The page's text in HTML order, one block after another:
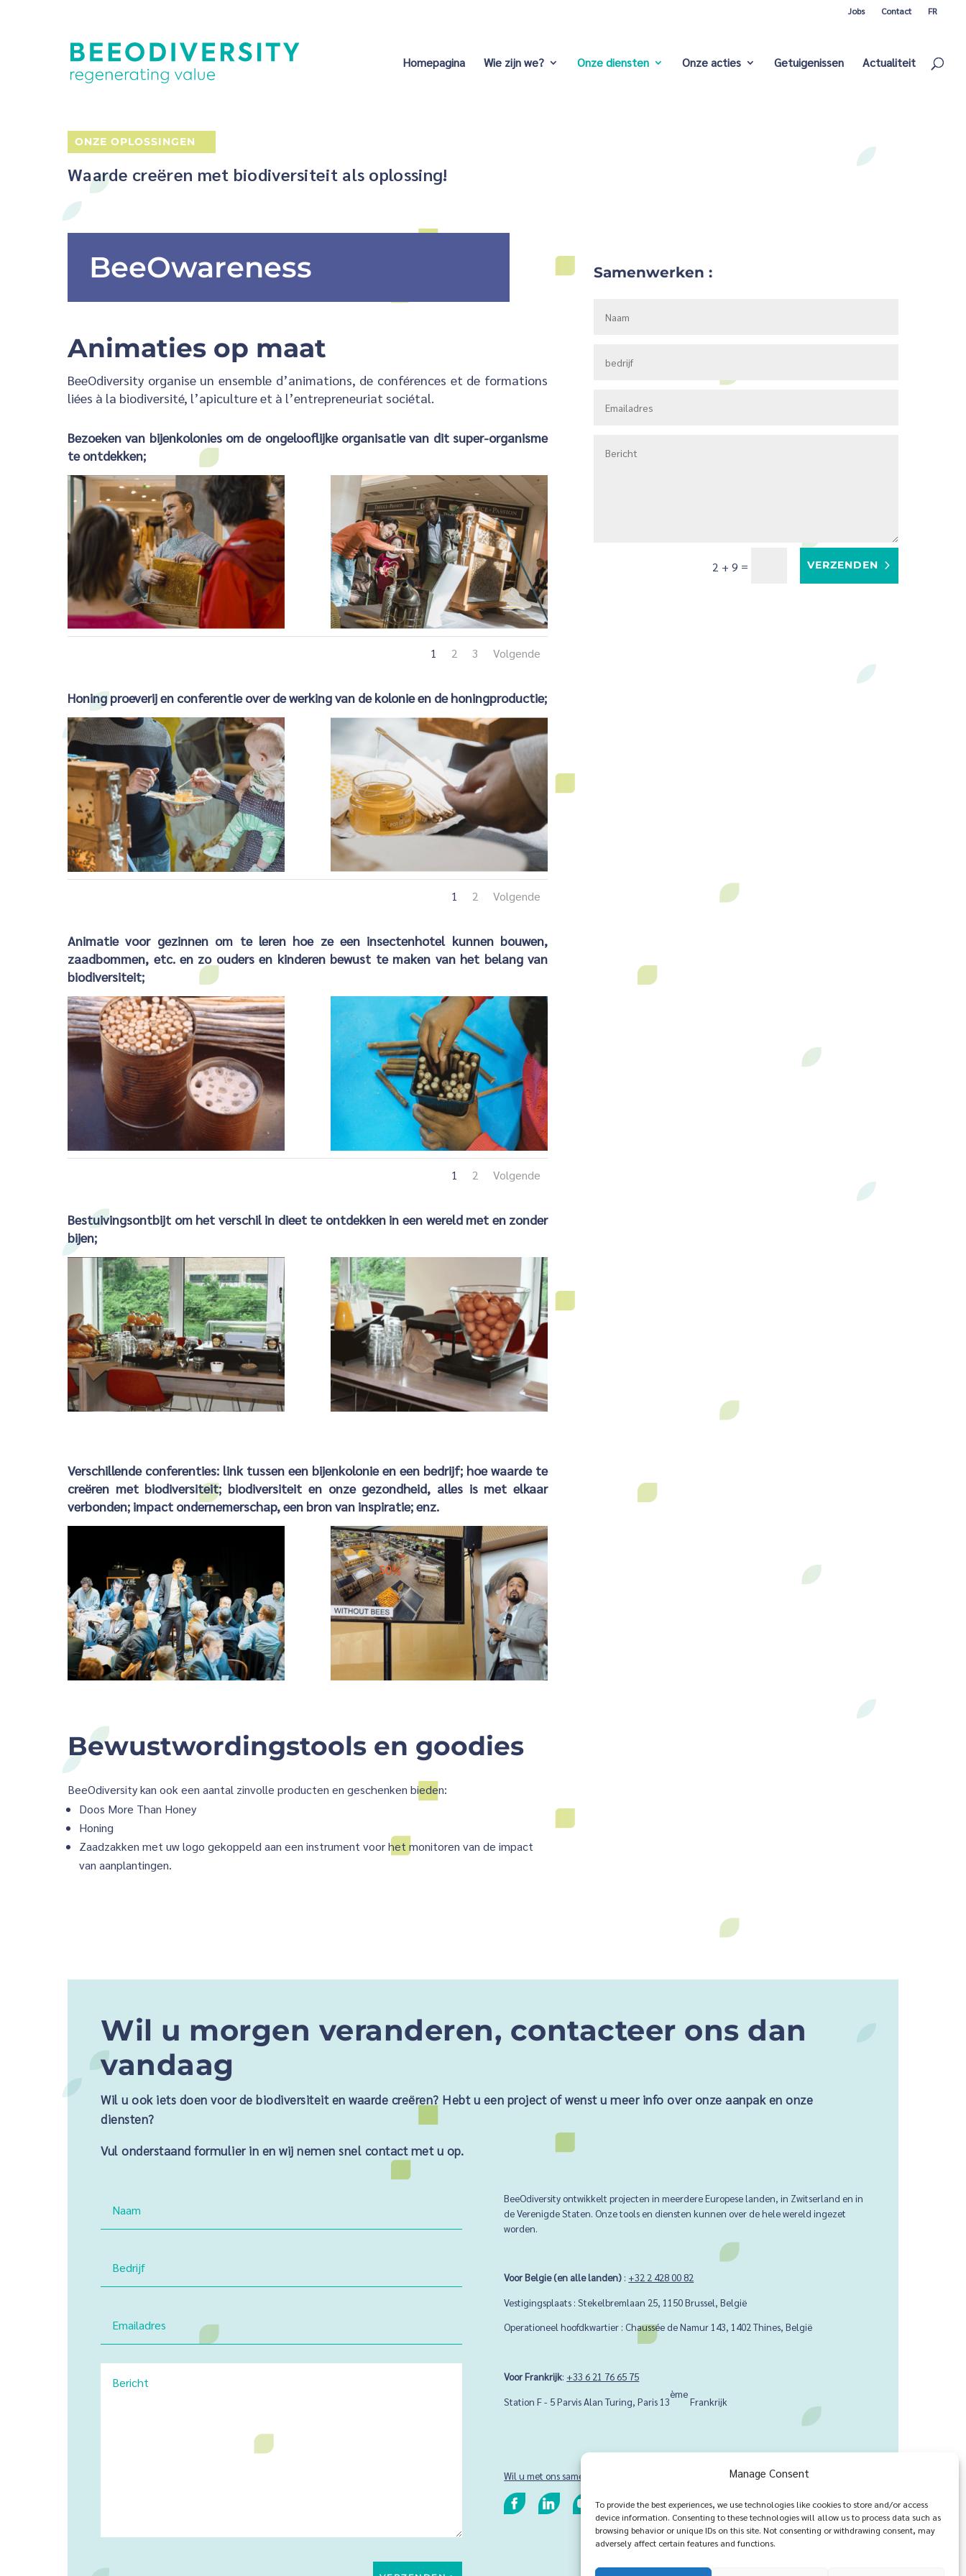
Manage Consent
To provide the best experiences, we use technologies like cookies to store and/or access
device information. Consenting to these technologies will allow us to process data such as
browsing behavior or unique IDs on this site. Not consenting or withdrawing consent, may
adversely affect certain features and functions.
Jobs Contact FR
Homepagina Wie zijn we? Onze diensten Onze acties Getuigenissen Actualiteit
ONZE OPLOSSINGEN
Waarde creëren met biodiversiteit als oplossing!
BeeOwareness
Animaties op maat
BeeOdiversity organise un ensemble d’animations, de conférences et de formations
liées à la biodiversité, l’apiculture et à l’entrepreneuriat sociétal.
Bezoeken van bijenkolonies om de ongelooflijke organisatie van dit super-organisme
te ontdekken;
1 2 3 Volgende
Honing proeverij en conferentie over de werking van de kolonie en de honingproductie;
1 2 Volgende
Animatie voor gezinnen om te leren hoe ze een insectenhotel kunnen bouwen,
zaadbommen, etc. en zo ouders en kinderen bewust te maken van het belang van
biodiversiteit;
1 2 Volgende
Bestuivingsontbijt om het verschil in dieet te ontdekken in een wereld met en zonder
bijen;
Verschillende conferenties: link tussen een bijenkolonie en een bedrijf; hoe waarde te
creëren met biodiversiteit; biodiversiteit en onze gezondheid, alles is met elkaar
verbonden; impact ondernemerschap, een bron van inspiratie; enz.
Bewustwordingstools en goodies
BeeOdiversity kan ook een aantal zinvolle producten en geschenken bieden:
Doos More Than Honey
Honing
Zaadzakken met uw logo gekoppeld aan een instrument voor het monitoren van de impact
van aanplantingen.
Samenwerken :
2 + 9 = VERZENDEN
Wil u morgen veranderen, contacteer ons dan
vandaag
Wil u ook iets doen voor de biodiversiteit en waarde creëren? Hebt u een project of wenst u meer info over onze aanpak en onze
diensten?
Vul onderstaand formulier in en wij nemen snel contact met u op.
BeeOdiversity ontwikkelt projecten in meerdere Europese landen, in Zwitserland en in
de Verenigde Staten. Onze tools en diensten kunnen over de hele wereld ingezet
worden.
Voor Belgie (en alle landen) : +32 2 428 00 82
Vestigingsplaats : Stekelbremlaan 25, 1150 Brussel, België
Operationeel hoofdkwartier : Chaussée de Namur 143, 1402 Thines, België
Voor Frankrijk: +33 6 21 76 65 75
Station F - 5 Parvis Alan Turing, Paris 13
ème
Frankrijk
Wil u met ons samenwerken?